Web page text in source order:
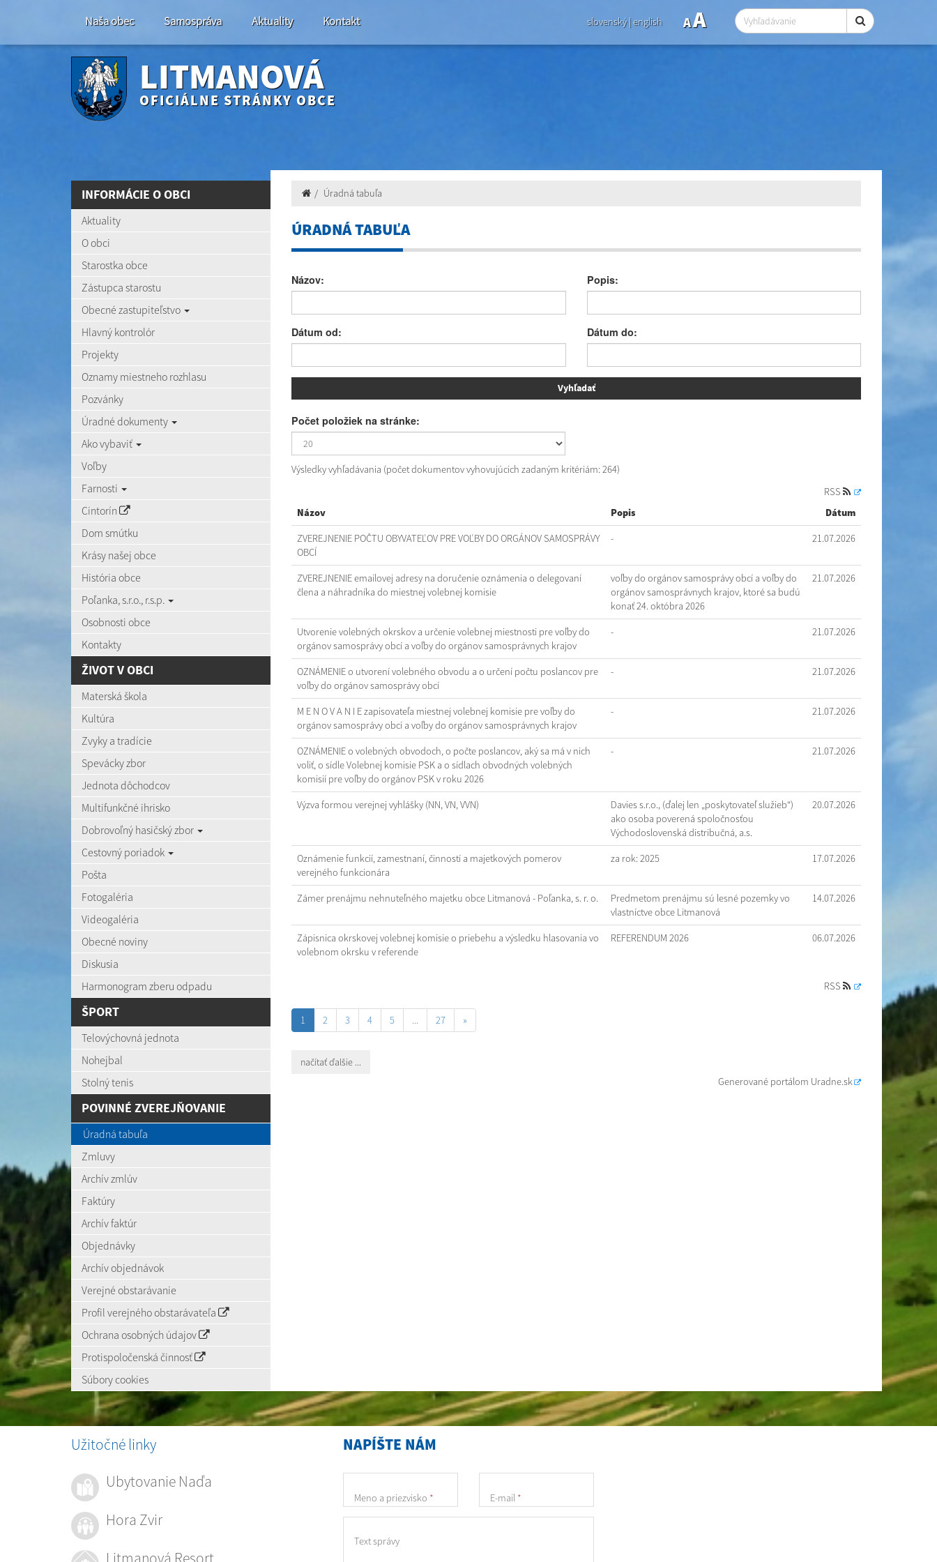
Naša obec Samospráva Aktuality Kontakt slovenský|english AA
LITMANOVÁ
OFICIÁLNE STRÁNKY OBCE
INFORMÁCIE O OBCI
Aktuality
O obci
Starostka obce
Zástupca starostu
Obecné zastupiteľstvo
Hlavný kontrolór
Projekty
Oznamy miestneho rozhlasu
Pozvánky
Úradné dokumenty
Ako vybaviť
Voľby
Farnosti
Cintorín
Dom smútku
Krásy našej obce
História obce
Poľanka, s.r.o., r.s.p.
Osobnosti obce
Kontakty
ŽIVOT V OBCI
Materská škola
Kultúra
Zvyky a tradície
Spevácky zbor
Jednota dôchodcov
Multifunkčné ihrisko
Dobrovoľný hasičský zbor
Cestovný poriadok
Pošta
Fotogaléria
Videogaléria
Obecné noviny
Diskusia
Harmonogram zberu odpadu
ŠPORT
Telovýchovná jednota
Nohejbal
Stolný tenis
POVINNÉ ZVEREJŇOVANIE
Úradná tabuľa
Zmluvy
Archív zmlúv
Faktúry
Archív faktúr
Objednávky
Archív objednávok
Verejné obstarávanie
Profil verejného obstarávateľa
Ochrana osobných údajov
Protispoločenská činnosť
Súbory cookies
Úradná tabuľa
ÚRADNÁ TABUĽA
Názov: Popis:
Dátum od: Dátum do:
Počet položiek na stránke:
Výsledky vyhľadávania (počet dokumentov vyhovujúcich zadaným kritériám: 264)
RSS
Názov
Popis Dátum
ZVEREJNENIE POČTU OBYVATEĽOV PRE VOĽBY DO ORGÁNOV SAMOSPRÁVY
OBCÍ
- 21.07.2026
ZVEREJNENIE emailovej adresy na doručenie oznámenia o delegovaní
člena a náhradníka do miestnej volebnej komisie
voľby do orgánov samosprávy obcí a voľby do
orgánov samosprávnych krajov, ktoré sa budú
konať 24. októbra 2026
21.07.2026
Utvorenie volebných okrskov a určenie volebnej miestnosti pre voľby do
orgánov samosprávy obcí a voľby do orgánov samosprávnych krajov
- 21.07.2026
OZNÁMENIE o utvorení volebného obvodu a o určení počtu poslancov pre
voľby do orgánov samosprávy obcí
- 21.07.2026
M E N O V A N I E zapisovateľa miestnej volebnej komisie pre voľby do
orgánov samosprávy obcí a voľby do orgánov samosprávnych krajov
- 21.07.2026
OZNÁMENIE o volebných obvodoch, o počte poslancov, aký sa má v nich
voliť, o sídle Volebnej komisie PSK a o sídlach obvodných volebných
komisií pre voľby do orgánov PSK v roku 2026
- 21.07.2026
Výzva formou verejnej vyhlášky (NN, VN, VVN)
Davies s.r.o., (ďalej len „poskytovateľ služieb“)
ako osoba poverená spoločnosťou
Východoslovenská distribučná, a.s.
20.07.2026
Oznámenie funkcií, zamestnaní, činností a majetkových pomerov
verejného funkcionára
za rok: 2025 17.07.2026
Zámer prenájmu nehnuteľného majetku obce Litmanová - Poľanka, s. r. o.
Predmetom prenájmu sú lesné pozemky vo
vlastníctve obce Litmanová
14.07.2026
Zápisnica okrskovej volebnej komisie o priebehu a výsledku hlasovania vo
volebnom okrsku v referende
REFERENDUM 2026 06.07.2026
RSS
1 2 3 4 5 ... 27 »
načítať ďalšie ...
Generované portálom Uradne.sk
NAPÍŠTE NÁM
Meno a priezvisko * E-mail *
Text správy
Užitočné linky
Ubytovanie Naďa
Hora Zvir
Litmanová Resort